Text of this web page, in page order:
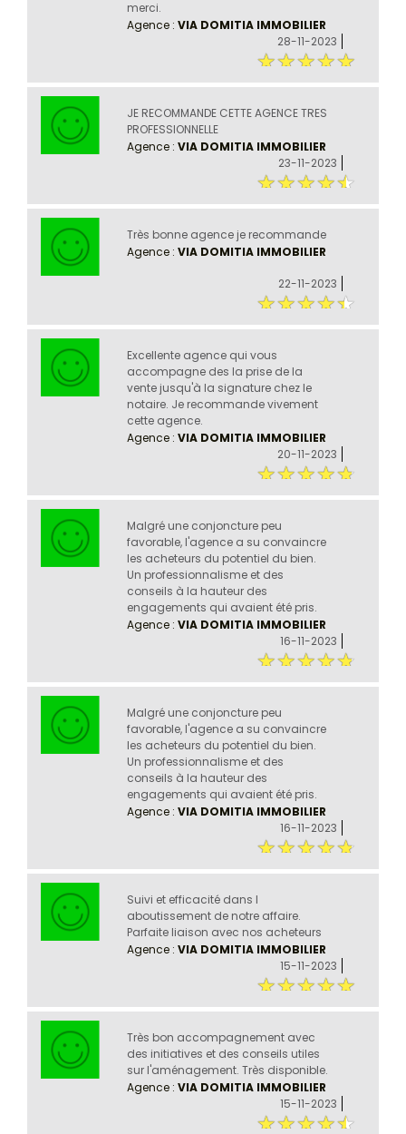
merci.
Agence : VIA DOMITIA IMMOBILIER
28-11-2023
JE RECOMMANDE CETTE AGENCE TRES
PROFESSIONNELLE
Agence : VIA DOMITIA IMMOBILIER
23-11-2023
Très bonne agence je recommande
Agence : VIA DOMITIA IMMOBILIER
22-11-2023
Excellente agence qui vous
accompagne des la prise de la
vente jusqu'à la signature chez le
notaire. Je recommande vivement
cette agence.
Agence : VIA DOMITIA IMMOBILIER
20-11-2023
Malgré une conjoncture peu
favorable, l'agence a su convaincre
les acheteurs du potentiel du bien.
Un professionnalisme et des
conseils à la hauteur des
engagements qui avaient été pris.
Agence : VIA DOMITIA IMMOBILIER
16-11-2023
Malgré une conjoncture peu
favorable, l'agence a su convaincre
les acheteurs du potentiel du bien.
Un professionnalisme et des
conseils à la hauteur des
engagements qui avaient été pris.
Agence : VIA DOMITIA IMMOBILIER
16-11-2023
Suivi et efficacité dans l
aboutissement de notre affaire.
Parfaite liaison avec nos acheteurs
Agence : VIA DOMITIA IMMOBILIER
15-11-2023
Très bon accompagnement avec
des initiatives et des conseils utiles
sur l'aménagement. Très disponible.
Agence : VIA DOMITIA IMMOBILIER
15-11-2023